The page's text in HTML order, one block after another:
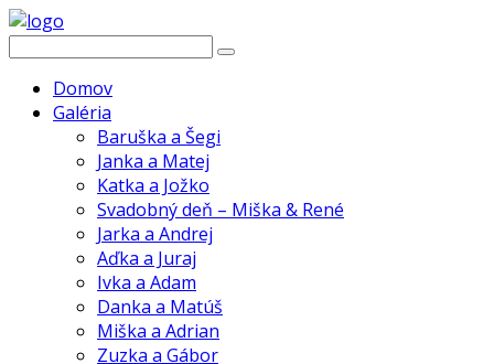
Domov
Galéria
Baruška a Šegi
Janka a Matej
Katka a Jožko
Svadobný deň – Miška & René
Jarka a Andrej
Aďka a Juraj
Ivka a Adam
Danka a Matúš
Miška a Adrian
Zuzka a Gábor